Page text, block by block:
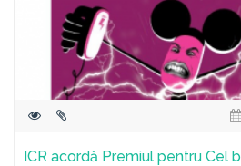
ICR acordă Premiul pentru Cel